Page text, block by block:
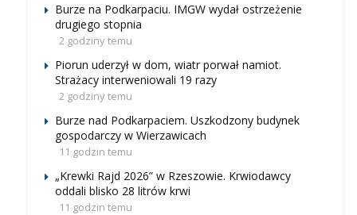
Burze na Podkarpaciu. IMGW wydał ostrzeżenie
drugiego stopnia
2 godziny temu
Piorun uderzył w dom, wiatr porwał namiot.
Strażacy interweniowali 19 razy
2 godziny temu
Burze nad Podkarpaciem. Uszkodzony budynek
gospodarczy w Wierzawicach
11 godzin temu
„Krewki Rajd 2026” w Rzeszowie. Krwiodawcy
oddali blisko 28 litrów krwi
11 godzin temu